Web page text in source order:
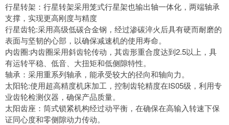
行星转架：行星转架采用笼式行星架也输出轴一体化，两端轴承
支撑，实现更高刚度与精度
行星齿轮:采用高级低碳合金钢，经过渗碳淬火后具有硬而耐磨的
表面与坚韧的心部，以确保减速机的使用寿命。
内齿圈:内齿圈采用斜齿轮传动，其齿形重合度达到2.5以上，具
有运转平稳、低音、大扭矩和低侧隙特性。
轴承：采用重系列轴承，能承受较大的径向和轴向力。
太阳轮:使用超高精度机床加工，控制齿轮精度在IS05级，利用专
业齿轮检测仪器，确保产品质量。
太阳齿座：筒式锁紧机构经过动平衡，在确保在高输入转速下保
证同心度和零侧隙动力传动。